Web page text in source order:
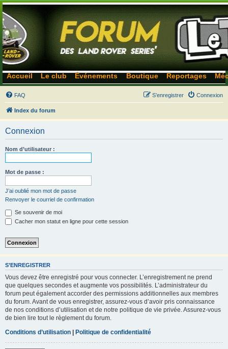
Accueil Le club Événements Boutique Reportages
FAQ Connexion
S’enregistrer
Index du forum
Connexion
Nom d’utilisateur :
Mot de passe :
J’ai oublié mon mot de passe
Renvoyer le courriel de confirmation
Se souvenir de moi
Cacher mon statut en ligne pour cette session
S’ENREGISTRER
Vous devez être enregistré pour vous connecter. L’enregistrement ne prend
que quelques secondes et augmente vos possibilités. L’administrateur du
forum peut également accorder des permissions additionnelles aux membres
du forum. Avant de vous enregistrer, assurez-vous d’avoir pris connaissance
de nos conditions d’utilisation et de notre politique de vie privée. Assurez-vous
de bien lire tout le règlement du forum.
Conditions d’utilisation | Politique de confidentialité